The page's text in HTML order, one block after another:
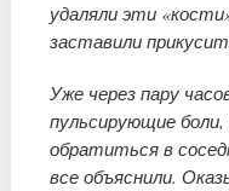
удаляли эти
заставили
Уже через пару
пульсирующие
обратиться в
все объяснили.